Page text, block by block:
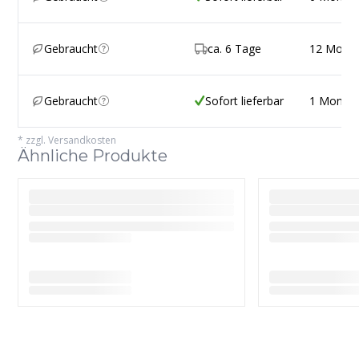
Gebraucht ca. 6 Tage 12
Gebraucht Sofort lieferbar 1 Monat
* zzgl. Versandkosten
Ähnliche Produkte